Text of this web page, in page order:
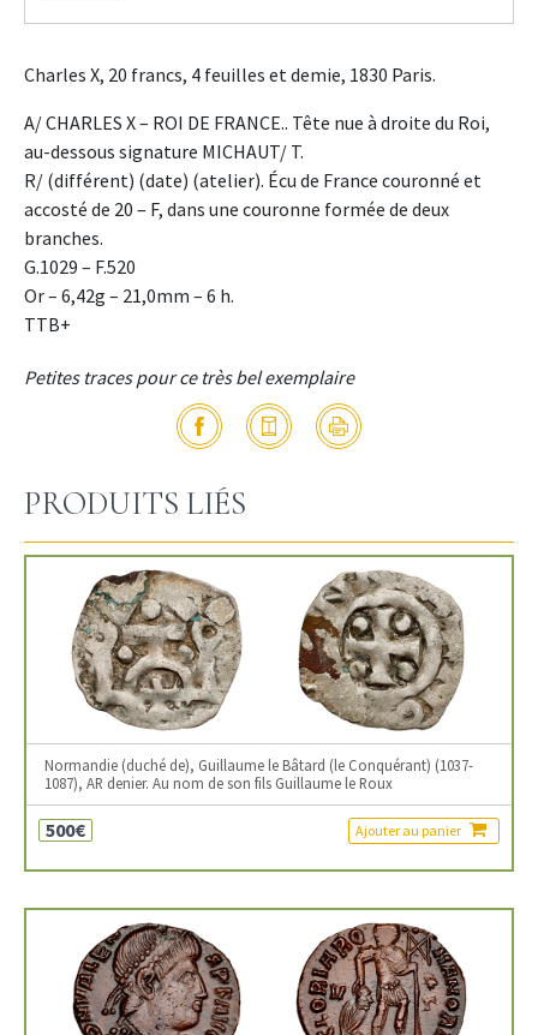
Charles X, 20 francs, 4 feuilles et demie, 1830 Paris.
A/ CHARLES X – ROI DE FRANCE.. Tête nue à droite du Roi,
au-dessous signature MICHAUT/ T.
R/ (différent) (date) (atelier). Écu de France couronné et
accosté de 20 – F, dans une couronne formée de deux
branches.
G.1029 – F.520
Or – 6,42g – 21,0mm – 6 h.
TTB+
Petites traces pour ce très bel exemplaire
PRODUITS LIÉS
Normandie (duché de), Guillaume le Bâtard (le Conquérant) (1037-
1087), AR denier. Au nom de son fils Guillaume le Roux
500€ Ajouter au panier